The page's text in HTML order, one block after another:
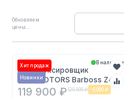
Обновляем
цены...
Хит продаж
Новинки
В наличии
Мотобуксировщик
BALTMOTORS Barboss Z460
Standard 2021
119 900 ₽125 900 ₽ -6 000 ₽